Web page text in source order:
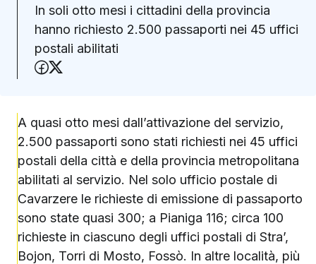
In soli otto mesi i cittadini della provincia
hanno richiesto 2.500 passaporti nei 45 uffici
postali abilitati
Condividi su Facebook
A quasi otto mesi dall’attivazione del servizio,
2.500 passaporti sono stati richiesti nei 45 uffici
postali della città e della provincia metropolitana
abilitati al servizio. Nel solo ufficio postale di
Cavarzere le richieste di emissione di passaporto
sono state quasi 300; a Pianiga 116; circa 100
richieste in ciascuno degli uffici postali di Stra’,
Bojon, Torri di Mosto, Fossò. In altre località, più